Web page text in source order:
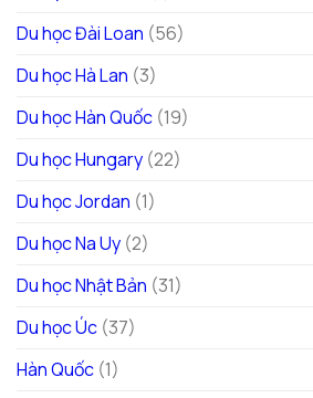
Du học Đài Loan (56)
Du học Hà Lan (3)
Du học Hàn Quốc (19)
Du học Hungary (22)
Du học Jordan (1)
Du học Na Uy (2)
Du học Nhật Bản (31)
Du học Úc (37)
Hàn Quốc (1)